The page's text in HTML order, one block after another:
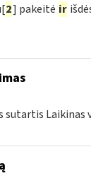
2] pakeitė ir
Laikinas